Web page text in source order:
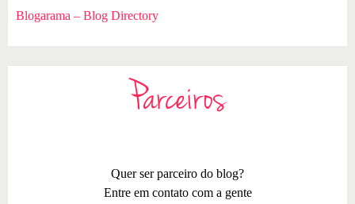
Blogarama – Blog Directory
Parceiros
Quer ser parceiro do blog?
Entre em contato com a gente